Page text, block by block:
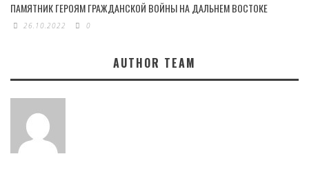
ПАМЯТНИК ГЕРОЯМ ГРАЖДАНСКОЙ ВОЙНЫ НА ДАЛЬНЕМ ВОСТОКЕ
26.10.2022 0
AUTHOR TEAM